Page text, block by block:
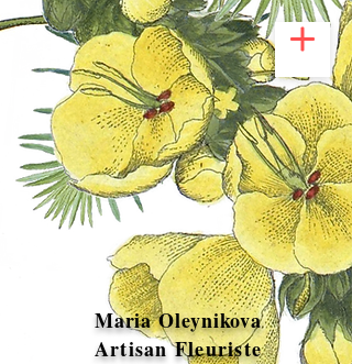
Maria Oleynikova
Artisan Fleuriste